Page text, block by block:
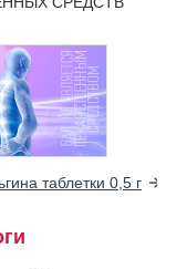
таблетки 0,5 г